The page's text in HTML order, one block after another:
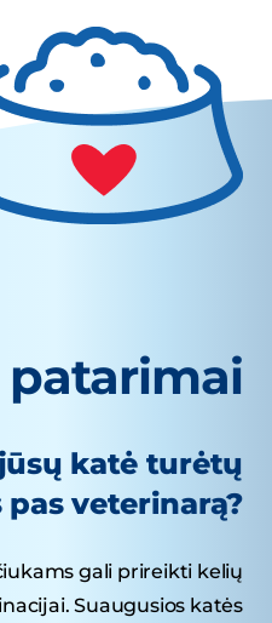
patarimai
katė turėtų
veterinarą?
gali prireikti kelių
Suaugusios katės